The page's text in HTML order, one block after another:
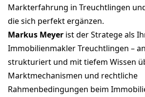
Markterfahrung in Treuchtlingen
die sich perfekt ergänzen.
Markus Meyer ist der Stratege als
Immobilienmakler Treuchtlingen –
strukturiert und mit tiefem Wissen
Marktmechanismen und rechtliche
Rahmenbedingungen beim